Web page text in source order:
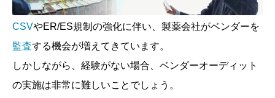
CSVやER/ES規制の強化に伴い、製薬会社がベンダーを
監査する機会が増えてきています。
しかしながら、経験がない場合、ベンダーオーディット
の実施は非常に難しいことでしょう。